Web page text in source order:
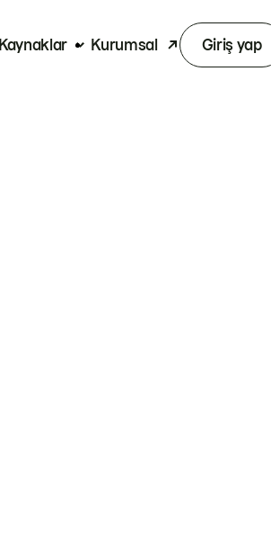
Kaynaklar Kurumsal Giriş yap